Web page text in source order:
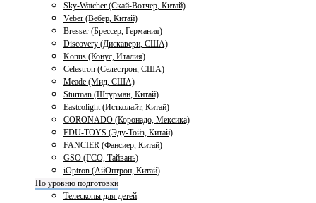
Sky-Watcher (Скай-Вотчер, Китай)
Veber (Вебер, Китай)
Bresser (Брессер, Германия)
Discovery (Дискавери, США)
Konus (Конус, Италия)
Celestron (Селестрон, США)
Meade (Мид, США)
Sturman (Штурман, Китай)
Eastcolight (Истколайт, Китай)
CORONADO (Коронадо, Мексика)
EDU-TOYS (Эду-Тойз, Китай)
FANCIER (Фансиер, Китай)
GSO (ГСО, Тайвань)
iOptron (АйОптрон, Китай)
По уровню подготовки
Телескопы для детей